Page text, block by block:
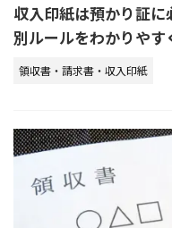
収入印紙は預かり証
別ルールをわかりやす
領収書・請求書・収入印紙